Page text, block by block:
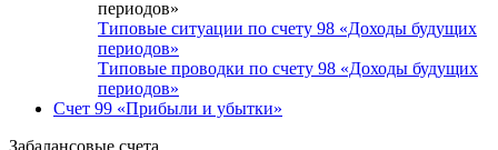
периодов»
Типовые ситуации по счету 98 «Доходы будущих
периодов»
Типовые проводки по счету 98 «Доходы будущих
периодов»
Счет 99 «Прибыли и убытки»